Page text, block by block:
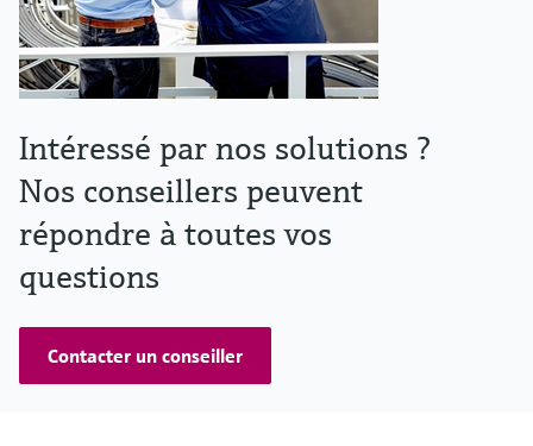
Intéressé par nos solutions ?
Nos conseillers peuvent
répondre à toutes vos
questions
Contacter un conseiller